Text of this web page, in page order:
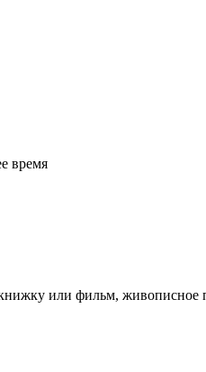
время
книжку или фильм,